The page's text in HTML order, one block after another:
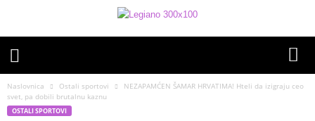
Naslovnica Ostali sportovi
NEZAPAMĆEN ŠAMAR HRVATIMA! Hteli da izigraju ceo
svet, pa dobili brutalnu kaznu
OSTALI SPORTOVI